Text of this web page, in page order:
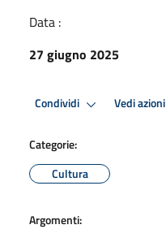
Data :
27 giugno 2025
Condividi Vedi azioni
Categorie:
Cultura
Argomenti: